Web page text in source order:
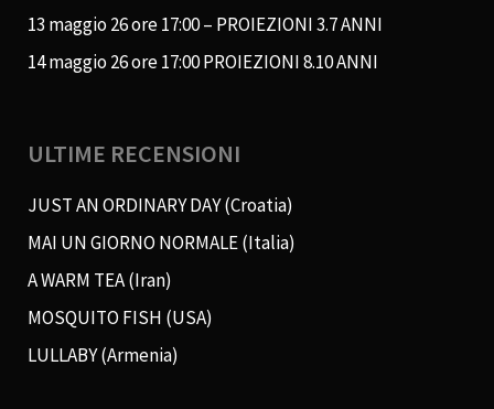
13 maggio 26 ore 17:00 – PROIEZIONI 3.7 ANNI
14 maggio 26 ore 17:00 PROIEZIONI 8.10 ANNI
ULTIME RECENSIONI
JUST AN ORDINARY DAY (Croatia)
MAI UN GIORNO NORMALE (Italia)
A WARM TEA (Iran)
MOSQUITO FISH (USA)
LULLABY (Armenia)